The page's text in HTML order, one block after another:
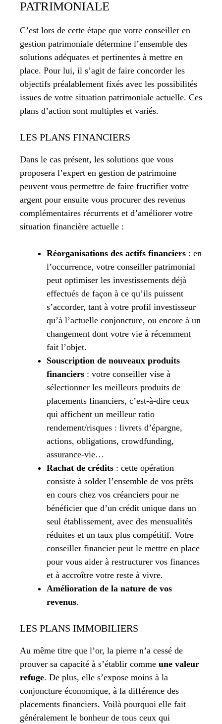
PATRIMONIALE
C’est lors de cette étape que votre conseiller en
gestion patrimoniale détermine l’ensemble des
solutions adéquates et pertinentes à mettre en
place. Pour lui, il s’agit de faire concorder les
objectifs préalablement fixés avec les possibilités
issues de votre situation patrimoniale actuelle. Ces
plans d’action sont multiples et variés.
LES PLANS FINANCIERS
Dans le cas présent, les solutions que vous
proposera l’expert en gestion de patrimoine
peuvent vous permettre de faire fructifier votre
argent pour ensuite vous procurer des revenus
complémentaires récurrents et d’améliorer votre
situation financière actuelle :
Réorganisations des actifs financiers : en
l’occurrence, votre conseiller patrimonial
peut optimiser les investissements déjà
effectués de façon à ce qu’ils puissent
s’accorder, tant à votre profil investisseur
qu’à l’actuelle conjoncture, ou encore à un
changement dont votre vie à récemment
fait l’objet.
Souscription de nouveaux produits
financiers : votre conseiller vise à
sélectionner les meilleurs produits de
placements financiers, c’est-à-dire ceux
qui affichent un meilleur ratio
rendement/risques : livrets d’épargne,
actions, obligations, crowdfunding,
assurance-vie…
Rachat de crédits : cette opération
consiste à solder l’ensemble de vos prêts
en cours chez vos créanciers pour ne
bénéficier que d’un crédit unique dans un
seul établissement, avec des mensualités
réduites et un taux plus compétitif. Votre
conseiller financier peut le mettre en place
pour vous aider à restructurer vos finances
et à accroître votre reste à vivre.
Amélioration de la nature de vos
revenus.
LES PLANS IMMOBILIERS
Au même titre que l’or, la pierre n’a cessé de
prouver sa capacité à s’établir comme une valeur
refuge. De plus, elle s’expose moins à la
conjoncture économique, à la différence des
placements financiers. Voilà pourquoi elle fait
généralement le bonheur de tous ceux qui